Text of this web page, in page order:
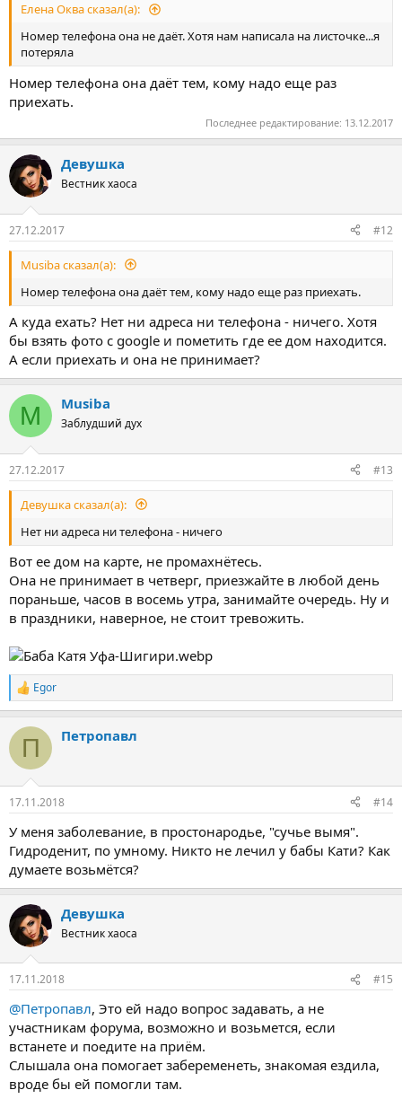
Елена Оква сказал(а):
Номер телефона она не даёт. Хотя нам написала на листочке...я
потеряла
Номер телефона она даёт тем, кому надо еще раз
приехать.
Последнее редактирование: 13.12.2017
Девушка
Вестник хаоса
27.12.2017 #12
Musiba сказал(а):
Номер телефона она даёт тем, кому надо еще раз приехать.
А куда ехать? Нет ни адреса ни телефона - ничего. Хотя
бы взять фото с google и пометить где ее дом находится.
А если приехать и она не принимает?
M Musiba
Заблудший дух
27.12.2017 #13
Девушка сказал(а):
Нет ни адреса ни телефона - ничего
Вот ее дом на карте, не промахнётесь.
Она не принимает в четверг, приезжайте в любой день
пораньше, часов в восемь утра, занимайте очередь. Ну и
в праздники, наверное, не стоит тревожить.
Р
е
к
и
Egor
П Петропавл
17.11.2018 #14
У меня заболевание, в простонародье, "сучье вымя".
Гидроденит, по умному. Никто не лечил у бабы Кати? Как
думаете возьмётся?
Девушка
Вестник хаоса
17.11.2018 #15
@Петропавл, Это ей надо вопрос задавать, а не
участникам форума, возможно и возьмется, если
встанете и поедите на приём.
Слышала она помогает забеременеть, знакомая ездила,
вроде бы ей помогли там.